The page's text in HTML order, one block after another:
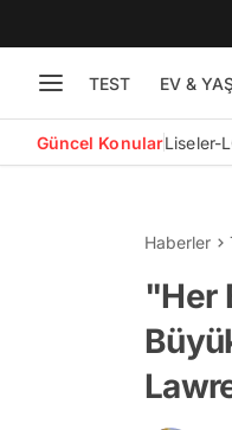
TEST EV &
Güncel KonularLiseler-
Haberler
"Her